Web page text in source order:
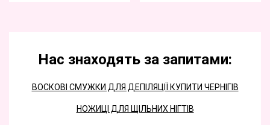
Нас знаходять за запитами:
ВОСКОВІ СМУЖКИ ДЛЯ ДЕПІЛЯЦІЇ КУПИТИ ЧЕРНІГІВ
НОЖИЦІ ДЛЯ ЩІЛЬНИХ НІГТІВ